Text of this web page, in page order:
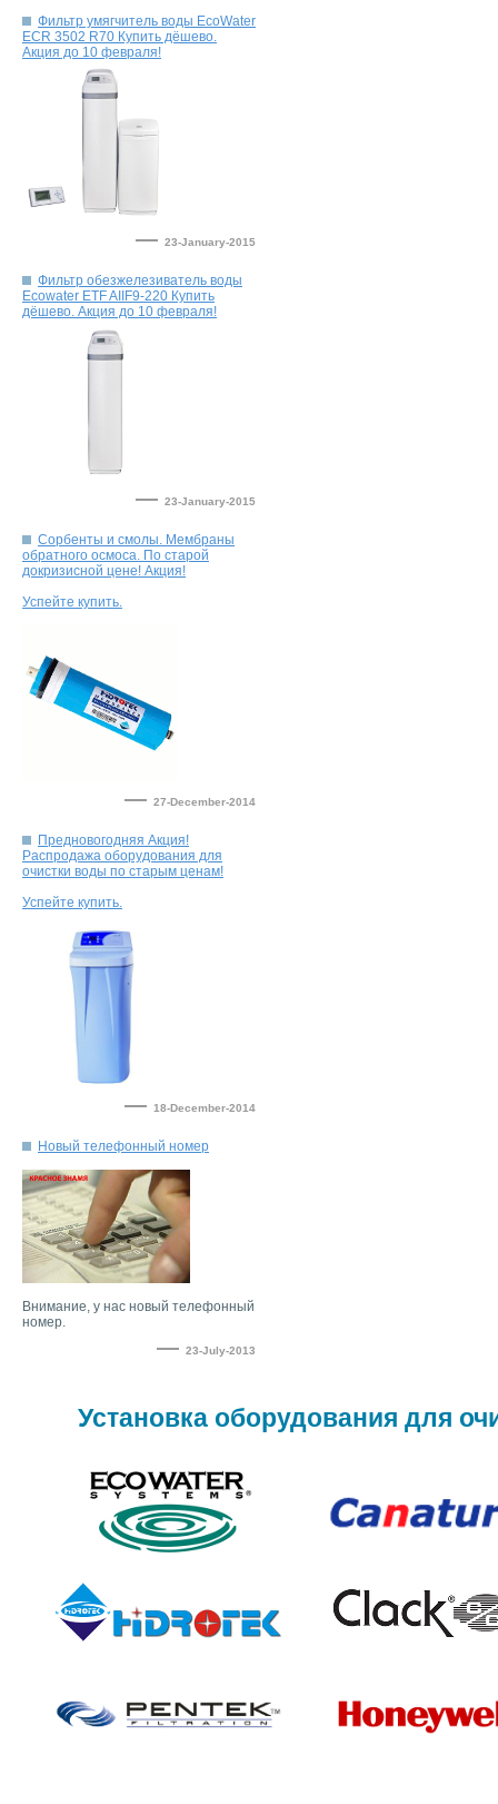
Фильтр умягчитель воды EcoWater
ECR 3502 R70 Купить дёшево.
— 23-January-2015
Фильтр обезжелезиватель воды
Ecowater ETF AIIF9-220 Купить
— 23-January-2015
Сорбенты и смолы. Мембраны
обратного осмоса. По старой
— 27-December-2014
Предновогодняя Акция!
Распродажа оборудования для
— 18-December-2014
Внимание, у нас новый телефонный
— 23-July-2013